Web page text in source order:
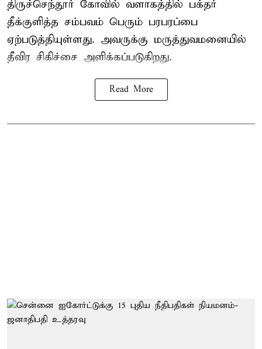
திருச்செந்தூர் கோவில் வளாகத்தில் பக்தர்
தீக்குளித்த சம்பவம் பெரும் பரபரப்பை
ஏற்படுத்தியுள்ளது. அவருக்கு மருத்துவமனையில்
தீவிர சிகிச்சை அளிக்கப்படுகிறது.
Read More